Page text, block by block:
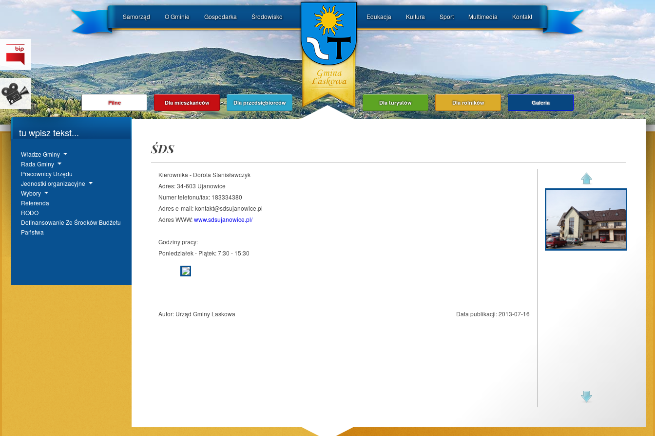
Samorząd O Gminie Gospodarka Środowisko Edukacja Kultura Sport Multimedia Kontakt
Pilne Dla mieszkańców Dla przedsiębiorców Dla turystów Dla rolników Galeria
tu wpisz tekst...
Władze Gminy
Rada Gminy
Pracownicy Urzędu
Jednostki organizacyjne
Wybory
Referenda
RODO
Dofinansowanie Ze Środków Budżetu
Państwa
ŚDS
Kierownika - Dorota Stanisławczyk
Adres: 34-603 Ujanowice
Numer telefonu/fax: 183334380
Adres e-mail: kontakt@sdsujanowice.pl
Adres WWW:www.sdsujanowice.pl/
Godziny pracy:
Poniedziałek - Piątek: 7:30 - 15:30
Autor: Urząd Gminy Laskowa Data publikacji:2013-07-16